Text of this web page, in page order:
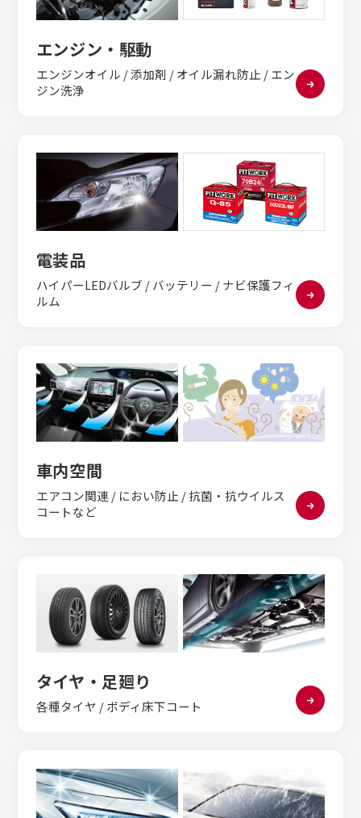
エンジン・駆動
エンジンオイル / 添加剤 / オイル漏れ防止 / エン
ジン洗浄
電装品
ハイパーLEDバルブ / バッテリー / ナビ保護フィ
ルム
車内空間
エアコン関連 / におい防止 / 抗菌・抗ウイルス
コートなど
タイヤ・足廻り
各種タイヤ / ボディ床下コート